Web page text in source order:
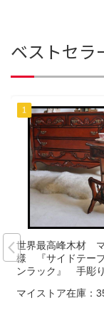
ベストセラ
世界最高峰木材
様 『サイドテー
ンラック』 手彫
マイストア在庫：